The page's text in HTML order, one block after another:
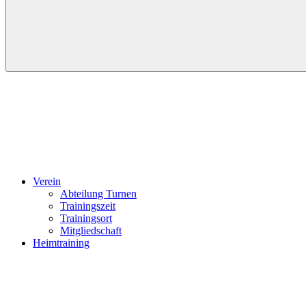
Verein
Abteilung Turnen
Trainingszeit
Trainingsort
Mitgliedschaft
Heimtraining